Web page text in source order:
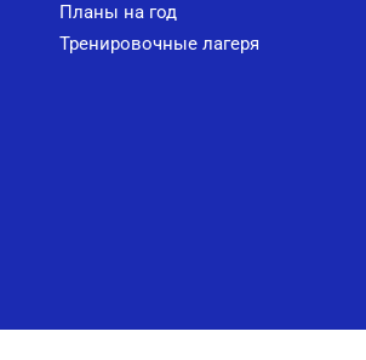
Планы на год
Тренировочные лагеря